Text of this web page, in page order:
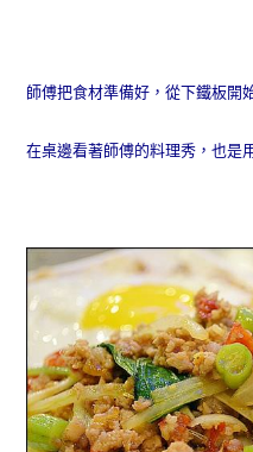
師傅把食材準備好，從下鐵板開
在桌邊看著師傅的料理秀，也是